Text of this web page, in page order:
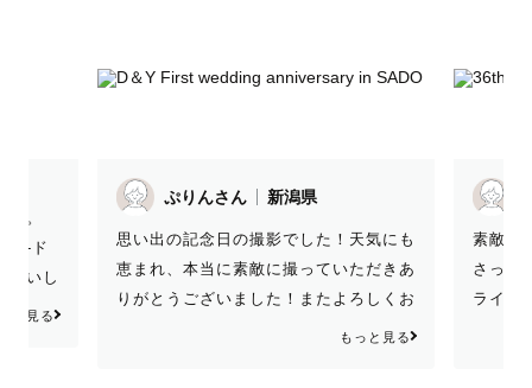
。
カ-ド
願いし
と見る
ぷりんさん 新潟県
思い出の記念日の撮影でした！天気にも
恵まれ、本当に素敵に撮っていただきあ
りがとうございました！またよろしくお
もっと見る
素敵な
さっそ
ライン